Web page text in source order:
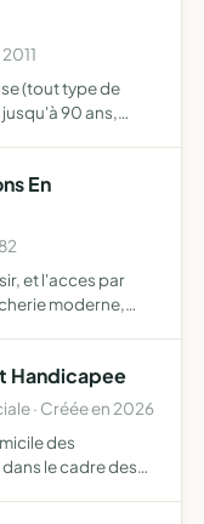
(tout type de
90 ans,
En
et l'acces par
moderne,
Handicapee
· Créée en 2026
des
le cadre des